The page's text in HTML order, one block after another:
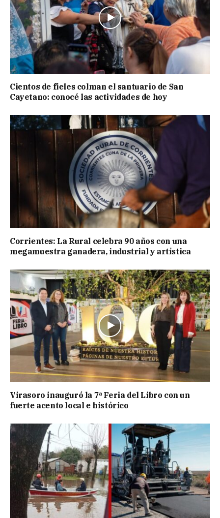
Cientos de fieles colman el santuario de San
Cayetano: conocé las actividades de hoy
Corrientes: La Rural celebra 90 años con una
megamuestra ganadera, industrial y artística
Virasoro inauguró la 7ª Feria del Libro con un
fuerte acento local e histórico